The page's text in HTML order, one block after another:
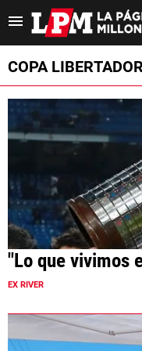
Es tendencia: Thiago Almada
ULTIMAS NOTICIAS
STREAMING
TORNEO CLAUSURA
SUDAMERICANA
MERCADO DE PASES
FIXTURE
COPA
"Lo que vivimos
EX RIVER